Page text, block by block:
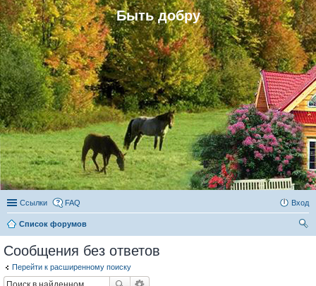
Быть добру
Ссылки FAQ Вход
Список форумов
Сообщения без ответов
Перейти к расширенному поиску